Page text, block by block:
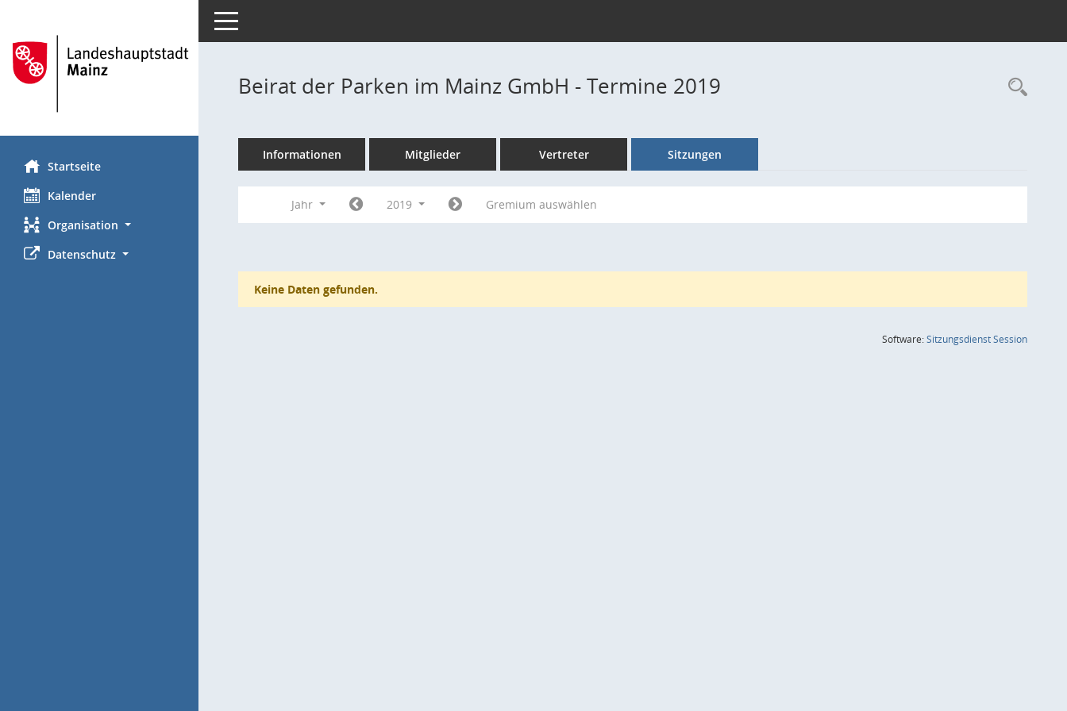
Startseite
Kalender
Organisation
Datenschutz
Toggle navigation
Beirat der Parken im Mainz GmbH - Termine 2019
Informationen Mitglieder Vertreter Sitzungen
Jahr 2019 Gremium auswählen
Keine Daten gefunden.
Software:SitzungsdienstSession(Wird in